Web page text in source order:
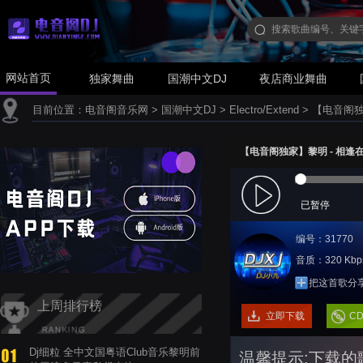
网站首页 独家舞曲 国潮中文DJ 夜店商业舞曲
目前位置： 电音阁音乐网 > 国潮中文DJ > Electro/Extend > 【电音阁
上周排行榜
Dj细粒 全中文国粤语Club音乐黎明前
【电音阁独家】黎明 - 相
已暂停
编号：31770
音质：320
把这首歌分
立即下载
温馨提示:下载的